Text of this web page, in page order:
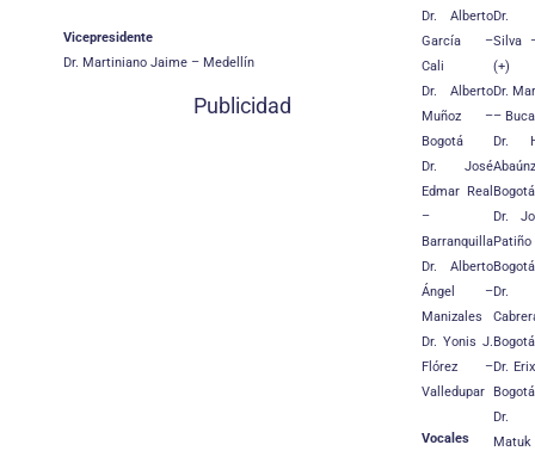
Vicepresidente
Dr. Martiniano Jaime – Medellín
Publicidad
Dr. Alberto
García –
Cali
Dr. Alberto
Muñoz –
Bogotá
Dr. José
Edmar Real
–
Barranquilla
Dr. Alberto
Ángel –
Manizales
Dr. Yonis J.
Flórez –
Valledupar
Vocales
Dr.
Silva
(+)
Dr.
–
Dr.
Bogotá
Dr.
Bogotá
Dr.
Bogotá
Dr.
Bogotá
Dr.